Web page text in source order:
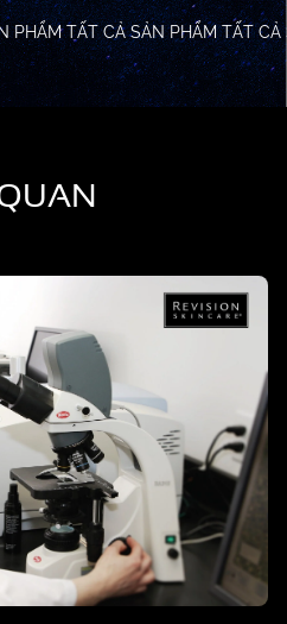
PHẨM TẤT CẢ SẢN PHẨM TẤT CẢ